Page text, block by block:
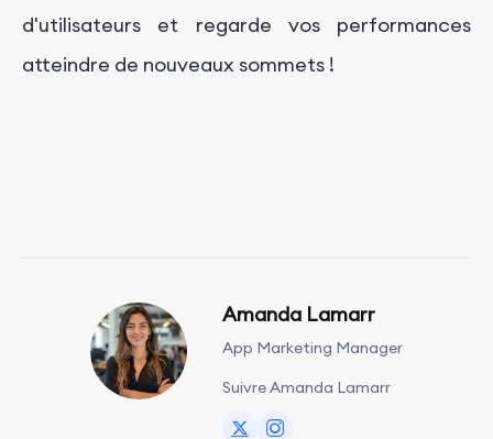
d'utilisateurs et regarde vos performances
atteindre de nouveaux sommets !
Amanda Lamarr
App Marketing Manager
Suivre Amanda Lamarr